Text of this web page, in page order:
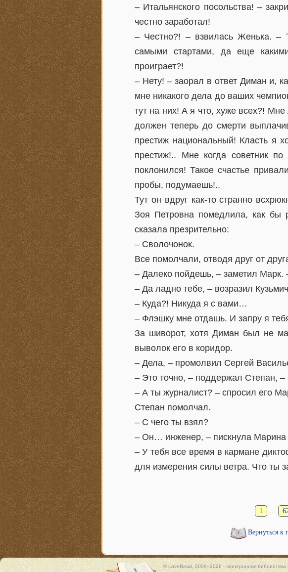
– Итальянского посольства! –
честно заработал!
– Честно?! – взвилась Женька. –
самыми стартами, да еще
проиграет?!
– Нету! – заорал в ответ Диман и,
мне никакого дела до ваших
тут на них! А я что, хуже всех?!
должен теперь до смерти
престиж национальный! Класть я
престиж!.. Мне когда советник
поклонился! Такое счастье
пробы, подумаешь!..
Тут он вдруг как-то странно
Зоя Петровна помедлила, как бы
сказала презрительно:
– Сволочонок.
Все помолчали, отводя друг от
– Далеко пойдешь, – заметил Марк.
– Да ладно тебе, – возразил
– Куда?! Никуда я с вами…
– Флэшку мне отдашь. И запру я
За шиворот, хотя Диман был не
выволок его в коридор.
– Дела, – промолвил Сергей
– Это точно, – поддержал Степан,
– А ты журналист? – спросил его
Степан помолчал.
– С чего ты взял?
– Он… инженер, – пискнула Марина
– У тебя все время в кармане
для измерения силы ветра. Что ты
1 …
Вернуться к
© LoveRead, 2009–2026 - электронная